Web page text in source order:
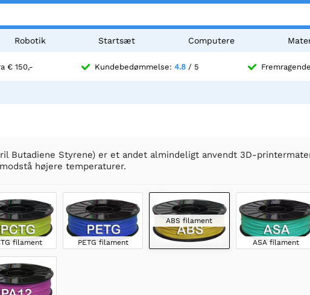
Robotik Startsæt Computere
€ 150,- Kundebedømmelse: 4.8 / 5
Butadiene Styrene) er et andet almindeligt anvendt 3D-
højere temperaturer.
filament PETG filament
ABS filament
ASA filament